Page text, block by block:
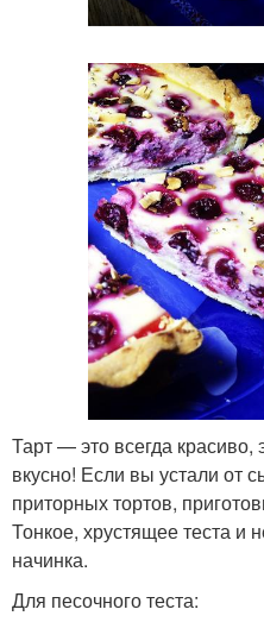
Тарт — это всегда
вкусно! Если вы устали от
приторных тортов,
Тонкое, хрустящее теста и
начинка.
Для песочного теста: